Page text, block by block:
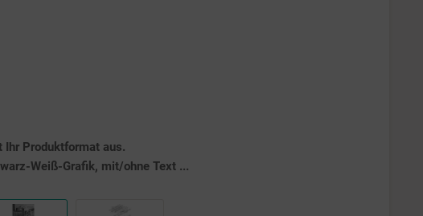
Ihr Produktformat aus.
Weiß-Grafik, mit/ohne Text ...